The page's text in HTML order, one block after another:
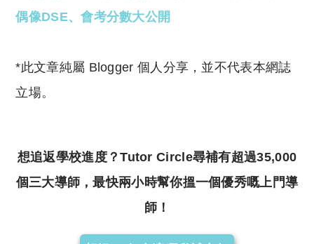
偶像DSE、會考分數大公開
*此文章純屬 Blogger 個人分享，並不代表本網誌
立場。
想追返學校進度？Tutor Circle尋補有超過35,000
個三大導師，最快兩小時幫你搵一個優秀嘅上門導
師！